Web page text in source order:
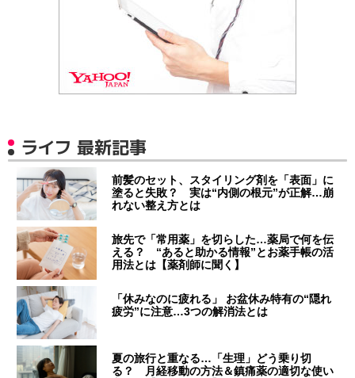
ライフ 最新記事
前髪のセット、スタイリング剤を「表面」に
塗ると失敗？ 実は“内側の根元”が正解…崩
れない整え方とは
旅先で「常用薬」を切らした…薬局で何を伝
える？ “あると助かる情報”とお薬手帳の活
用法とは【薬剤師に聞く】
「休みなのに疲れる」 お盆休み特有の“隠れ
疲労”に注意…3つの解消法とは
夏の旅行と重なる…「生理」どう乗り切
る？ 月経移動の方法＆鎮痛薬の適切な使い